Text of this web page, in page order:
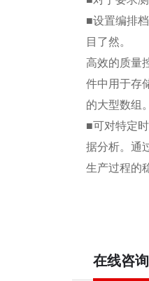
■设置编排
目了然。
高效的质量
件中用于存
的大型数组
■可对特定
据分析。通
生产过程的
在线咨询